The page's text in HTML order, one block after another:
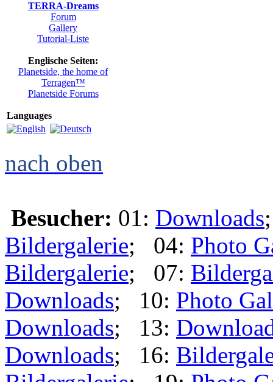
TERRA-Dreams
Forum
Gallery
Tutorial-Liste
Englische Seiten:
Planetside, the home of
Terragen™
Planetside Forums
Languages
nach oben
Besucher: 01: Downloads
Bildergalerie; 04: Photo
Bildergalerie; 07:
Downloads; 10: Photo
Downloads; 13:
Downloads; 16: